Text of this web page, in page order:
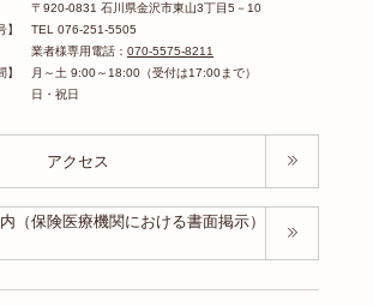
】 〒920-0831 石川県金沢市東山3丁目5－10
号】 TEL 076-251-5505
専用電話： 070-5575-8211
】 月～土 9:00～18:00（受付は17:00まで）
】 日・祝日
アクセス
（保険医療機関における書面掲示）